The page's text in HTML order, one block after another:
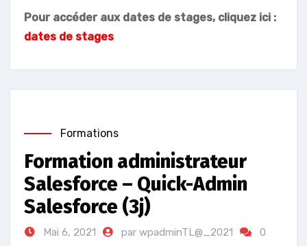
Pour accéder aux dates de stages, cliquez ici :
dates de stages
Formations
Formation administrateur
Salesforce – Quick-Admin
Salesforce (3j)
Mai 6, 2021 par wpadminTL@_2021
0